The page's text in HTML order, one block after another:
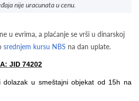
nije uracunata u cenu.
u evrima, a plaćanje se vrši u dinarskoj
srednjem kursu NBS na dan uplate.
JID 74202
dolazak u smeštajni objekat od 15h na